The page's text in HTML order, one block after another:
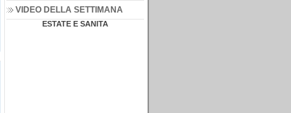
VIDEO DELLA SETTIMANA
ESTATE E SANITA